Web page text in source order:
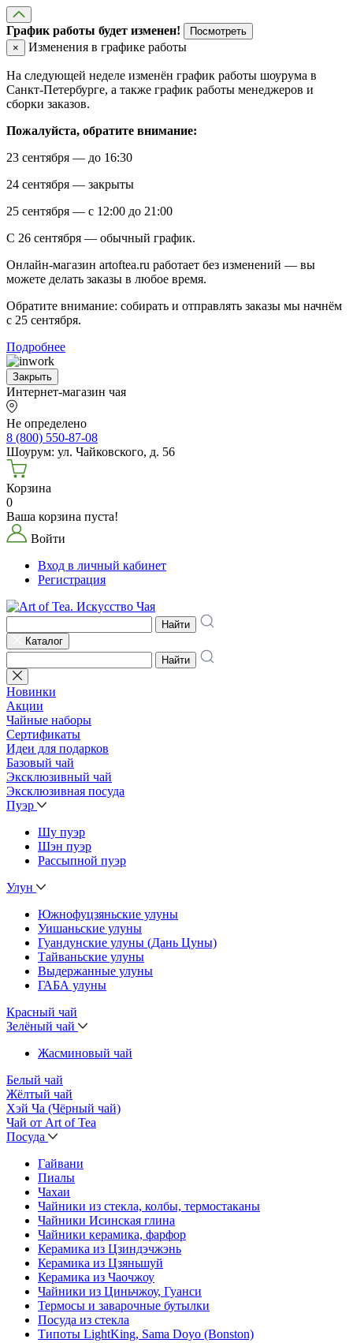
График работы будет изменен!
Посмотреть
×
Изменения в графике работы
На следующей неделе изменён график работы шоурума в
Санкт-Петербурге, а также график работы менеджеров и
сборки заказов.
Пожалуйста, обратите внимание:
23 сентября — до 16:30
24 сентября — закрыты
25 сентября — с 12:00 до 21:00
С 26 сентября — обычный график.
Онлайн-магазин artoftea.ru работает без изменений — вы
можете делать заказы в любое время.
Обратите внимание: собирать и отправлять заказы мы начнём
с 25 сентября.
Подробнее
Закрыть
Интернет-магазин чая
Не определено
8 (800) 550-87-08
Шоурум: ул. Чайковского, д. 56
Корзина
0
Ваша корзина пуста!
Войти
Вход в личный кабинет
Регистрация
Найти
Каталог
Найти
Новинки
Акции
Чайные наборы
Сертификаты
Идеи для подарков
Базовый чай
Эксклюзивный чай
Эксклюзивная посуда
Пуэр
Шу пуэр
Шэн пуэр
Рассыпной пуэр
Улун
Южнофуцзяньские улуны
Уишаньские улуны
Гуандунские улуны (Дань Цуны)
Тайваньские улуны
Выдержанные улуны
ГАБА улуны
Красный чай
Зелёный чай
Жасминовый чай
Белый чай
Жёлтый чай
Хэй Ча (Чёрный чай)
Чай от Art of Tea
Посуда
Гайвани
Пиалы
Чахаи
Чайники из стекла, колбы, термостаканы
Чайники Исинская глина
Чайники керамика, фарфор
Керамика из Цзиндэчжэнь
Керамика из Цзяньшуй
Керамика из Чаочжоу
Чайники из Циньчжоу, Гуанси
Термосы и заварочные бутылки
Посуда из стекла
Типоты LightKing, Sama Doyo (Bonston)